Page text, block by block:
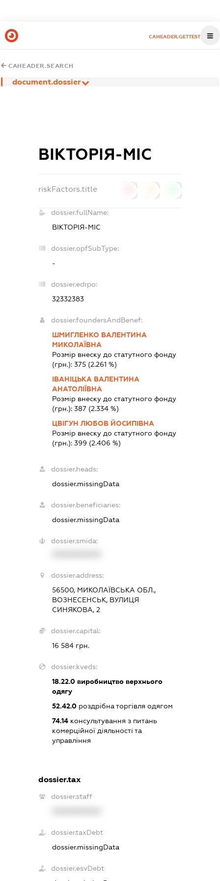
CAHEADER.GETTEST
CAHEADER.SEARCH
document.dossier
ВІКТОРІЯ-МІС
riskFactors.title
dossier.fullName:
ВІКТОРІЯ-МІС
dossier.opfSubType:
-
dossier.edrpo:
32332383
dossier.foundersAndBenef:
ШМИГЛЕНКО ВАЛЕНТИНА
МИКОЛАЇВНА
Розмір внеску до статутного фонду
(грн.):375 (2.261 %)
ІВАНІЦЬКА ВАЛЕНТИНА
АНАТОЛІЇВНА
Розмір внеску до статутного фонду
(грн.):387 (2.334 %)
ЦВІГУН ЛЮБОВ ЙОСИПІВНА
Розмір внеску до статутного фонду
(грн.):399 (2.406 %)
dossier.heads:
dossier.missingData
dossier.beneficiaries:
dossier.missingData
dossier.smida:
dossier.address:
56500, МИКОЛАЇВСЬКА ОБЛ.,
ВОЗНЕСЕНСЬК, ВУЛИЦЯ
СИНЯКОВА, 2
dossier.capital:
16 584 грн.
dossier.kveds:
18.22.0 виробництво верхнього
одягу
52.42.0 роздрібна торгівля одягом
74.14 консультування з питань
комерційної діяльності та
управління
dossier.tax
dossier.staff
dossier.taxDebt
dossier.missingData
dossier.esvDebt